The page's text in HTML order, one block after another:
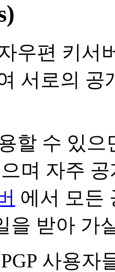
우편 키서
서로의 공
할 수 있
며 자주
에서 모든
을 받아 가
사용자